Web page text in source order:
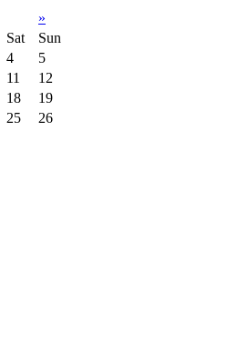
»
Sat
Sun
4
5
11
12
18
19
25
26